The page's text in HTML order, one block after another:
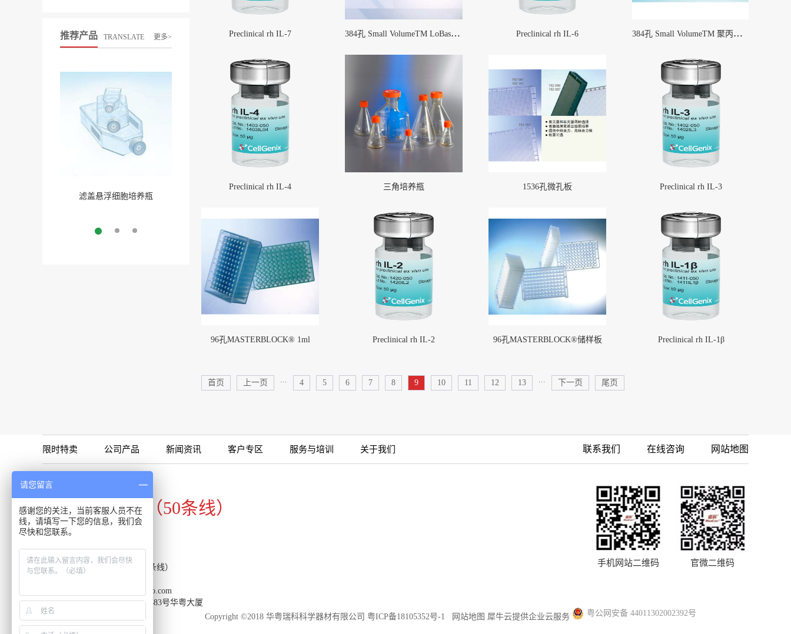
推荐产品 TRANSLATE 更多>
滤盖悬浮细胞培养瓶
Preclinical rh IL-7 384孔 Small VolumeTM LoBase微孔板 Preclinical rh IL-6 384孔 Small VolumeTM 聚丙烯深孔板
Preclinical rh IL-4 三角培养瓶 1536孔微孔板 Preclinical rh IL-3
96孔MASTERBLOCK® 1ml Preclinical rh IL-2 96孔MASTERBLOCK®储样板 Preclinical rh IL-1β
首页 上一页 ... 4 5 6 7 8 9 10 11 12 13 ... 下一页 尾页
限时特卖 公司产品 新闻资讯 客户专区 服务与培训 关于我们 联系我们 在线咨询 网站地图
咨询专线
020-34821111（50条线）
客服热线：020-34821111（50条线）
邮箱：support-reacon@huayueco.com
地址：广州市番禺区兴南大道483号华粤大厦
官微二维码
手机网站二维码
Copyright ©2018 华粤瑞科科学器材有限公司 粤ICP备18105352号-1 网站地图 犀牛云提供企业云服务 粤公网安备 44011302002392号
请您留言
感谢您的关注，当前客服人员不在
线，请填写一下您的信息，我们会
尽快和您联系。